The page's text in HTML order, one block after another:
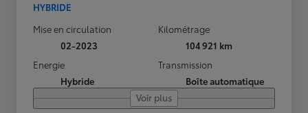
HYBRIDE
Mise en circulation
02-2023
Kilométrage
104 921 km
Energie
Hybride
Transmission
Boîte automatique
Voir plus